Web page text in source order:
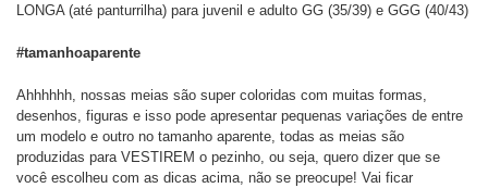
LONGA (até panturrilha) para juvenil e adulto GG (35/39) e GGG (40/43)
#tamanhoaparente
Ahhhhhh, nossas meias são super coloridas com muitas formas,
desenhos, figuras e isso pode apresentar pequenas variações de entre
um modelo e outro no tamanho aparente, todas as meias são
produzidas para VESTIREM o pezinho, ou seja, quero dizer que se
você escolheu com as dicas acima, não se preocupe! Vai ficar